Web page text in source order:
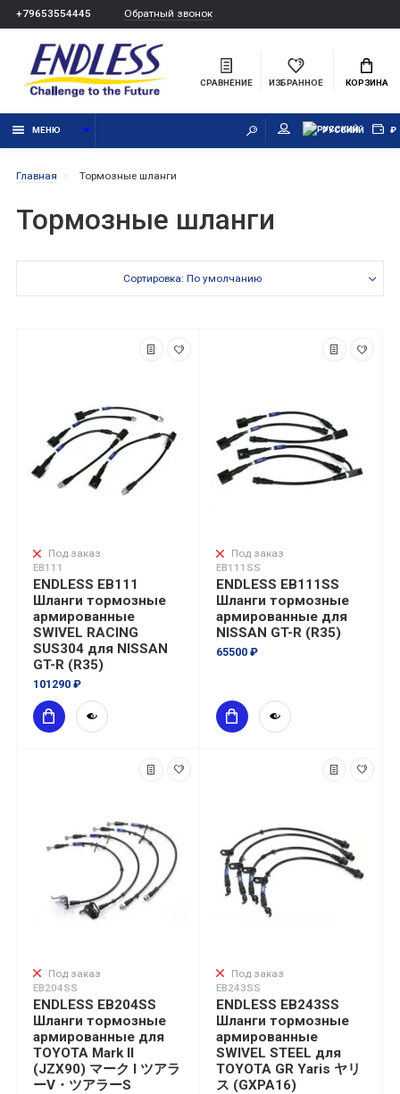
+79653554445 Обратный звонок
СРАВНЕНИЕ ИЗБРАННОЕ КОРЗИНА
МЕНЮ РУССКИЙ ₽
Главная Тормозные шланги
Тормозные шланги
Сортировка: По умолчанию
Под заказ
EB111
ENDLESS EB111
Шланги тормозные
армированные
SWIVEL RACING
SUS304 для NISSAN
GT-R (R35)
101290 ₽
Под заказ
EB111SS
ENDLESS EB111SS
Шланги тормозные
армированные для
NISSAN GT-R (R35)
65500 ₽
Под заказ
EB204SS
ENDLESS EB204SS
Шланги тормозные
армированные для
TOYOTA Mark II
(JZX90) マーク I ツアラ
ーV・ツアラーS
Под заказ
EB243SS
ENDLESS EB243SS
Шланги тормозные
армированные
SWIVEL STEEL для
TOYOTA GR Yaris ヤリ
ス (GXPA16)